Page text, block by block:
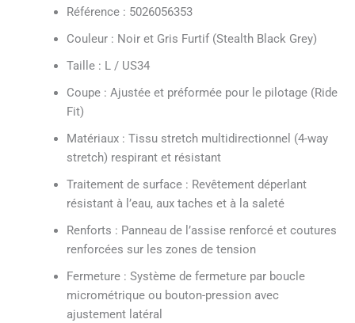
Référence : 5026056353
Couleur : Noir et Gris Furtif (Stealth Black Grey)
Taille : L / US34
Coupe : Ajustée et préformée pour le pilotage (Ride
Fit)
Matériaux : Tissu stretch multidirectionnel (4-way
stretch) respirant et résistant
Traitement de surface : Revêtement déperlant
résistant à l’eau, aux taches et à la saleté
Renforts : Panneau de l’assise renforcé et coutures
renforcées sur les zones de tension
Fermeture : Système de fermeture par boucle
micrométrique ou bouton-pression avec
ajustement latéral